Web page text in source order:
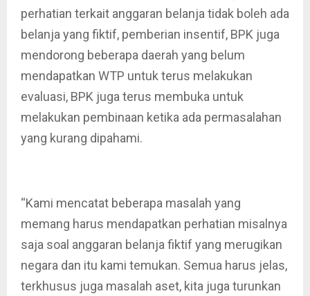
perhatian terkait anggaran belanja tidak boleh ada
belanja yang fiktif, pemberian insentif, BPK juga
mendorong beberapa daerah yang belum
mendapatkan WTP untuk terus melakukan
evaluasi, BPK juga terus membuka untuk
melakukan pembinaan ketika ada permasalahan
yang kurang dipahami.
“Kami mencatat beberapa masalah yang
memang harus mendapatkan perhatian misalnya
saja soal anggaran belanja fiktif yang merugikan
negara dan itu kami temukan. Semua harus jelas,
terkhusus juga masalah aset, kita juga turunkan